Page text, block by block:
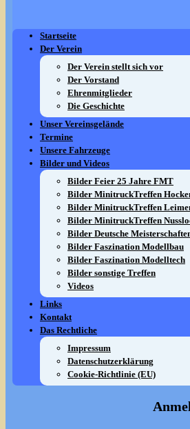
Startseite
Der Verein
Der Verein stellt sich vor
Der Vorstand
Ehrenmitglieder
Die Geschichte
Unser Vereinsgelände
Termine
Unsere Fahrzeuge
Bilder und Videos
Bilder Feier 25 Jahre FMT
Bilder MinitruckTreffen
Bilder MinitruckTreffen
Bilder MinitruckTreffen
Bilder Deutsche
Bilder Faszination Modellbau
Bilder Faszination Modelltech
Bilder sonstige Treffen
Videos
Links
Kontakt
Das Rechtliche
Impressum
Datenschutzerklärung
Cookie-Richtlinie (EU)